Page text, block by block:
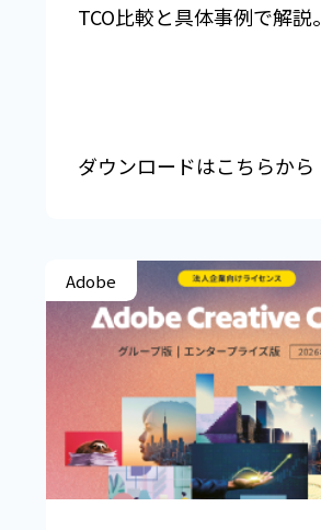
TCO比較と具体事例で解説。
ダウンロードはこちらから
Adobe